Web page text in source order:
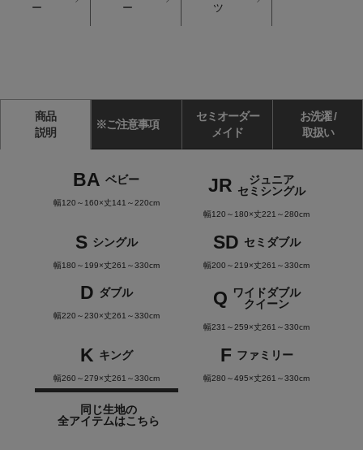
ー
ー
ツ
商品
説明
※ご注意事項
セミオーダー
メイド
お洗濯 /
取扱い
BA ベビー
幅120～160×丈141～220cm
JR
ジュニア
セミシングル
幅120～180×丈221～280cm
S シングル
幅180～199×丈261～330cm
SD セミダブル
幅200～219×丈261～330cm
D ダブル
幅220～230×丈261～330cm
Q ワイドダブル
クイーン
幅231～259×丈261～330cm
K キング
幅260～279×丈261～330cm
F ファミリー
幅280～495×丈261～330cm
同じ生地の
全アイテムはこちら